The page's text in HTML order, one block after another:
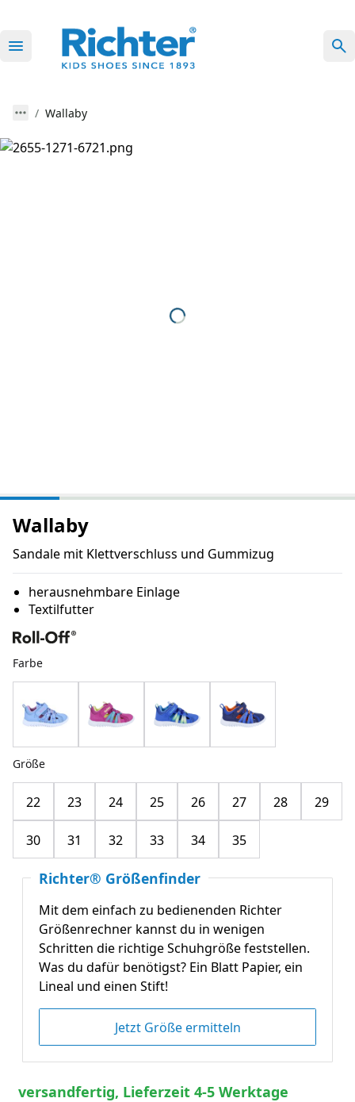
Wallaby
Wallaby
Sandale mit Klettverschluss und Gummizug
herausnehmbare Einlage
Textilfutter
Farbe
Größe
22 23 24 25 26 27 28 29
30 31 32 33 34 35
Richter® Größenfinder
Mit dem einfach zu bedienenden Richter
Größenrechner kannst du in wenigen
Schritten die richtige Schuhgröße feststellen.
Was du dafür benötigst? Ein Blatt Papier, ein
Lineal und einen Stift!
Jetzt Größe ermitteln
versandfertig, Lieferzeit 4-5 Werktage